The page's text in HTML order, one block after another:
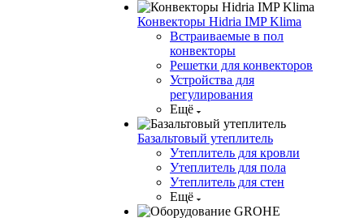
Конвекторы Hidria IMP Klima
Встраиваемые в пол
конвекторы
Решетки для конвекторов
Устройства для
регулирования
Ещё
Базальтовый утеплитель
Утеплитель для кровли
Утеплитель для пола
Утеплитель для стен
Ещё